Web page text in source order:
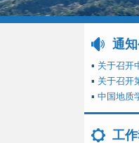
通
▪ 关于召开
▪ 关于召开
▪ 中国地质
工